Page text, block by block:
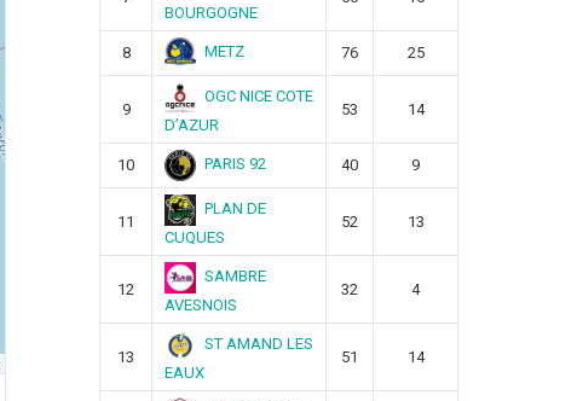
BOURGOGNE
8 METZ 76 25
9
OGC NICE COTE
D’AZUR
53 14
10 PARIS 92 40 9
11
PLAN DE
CUQUES
52 13
12
SAMBRE
AVESNOIS
32 4
13
ST AMAND LES
EAUX
51 14